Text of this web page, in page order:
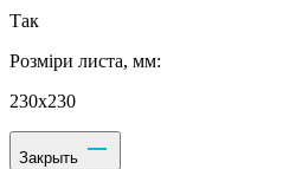
Так
Розміри листа, мм:
230х230
Закрыть